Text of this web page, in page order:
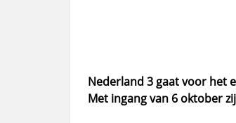
Nederland 3 gaat voor het
Met ingang van 6 oktober